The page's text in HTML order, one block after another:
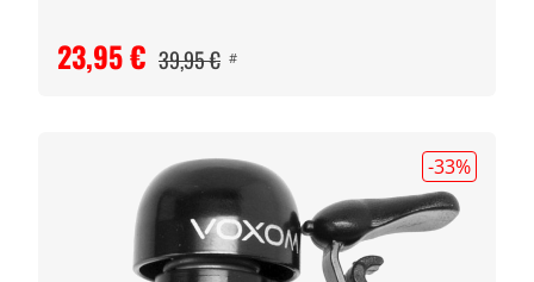
23,95 € 39,95 € #
-33%